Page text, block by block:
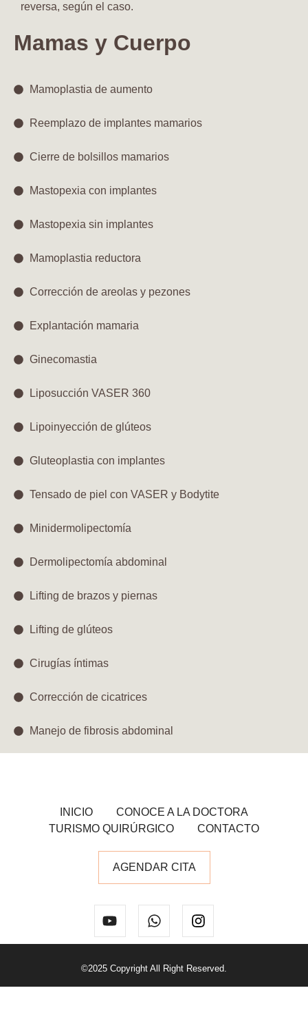
reversa, según el caso.
Mamas y Cuerpo
Mamoplastia de aumento​
Reemplazo de implantes mamarios
Cierre de bolsillos mamarios
Mastopexia con implantes
Mastopexia sin implantes
Mamoplastia reductora
Corrección de areolas y pezones
Explantación mamaria
Ginecomastia
Liposucción VASER 360​
Lipoinyección de glúteos​
Gluteoplastia con implantes​
Tensado de piel con VASER y Bodytite​
Minidermolipectomía​
Dermolipectomía abdominal​
Lifting de brazos y piernas​
Lifting de glúteos​
Cirugías íntimas​
Corrección de cicatrices​
Manejo de fibrosis abdominal​
INICIO
CONOCE A LA DOCTORA
TURISMO QUIRÚRGICO
CONTACTO
AGENDAR CITA
©2025 Copyright All Right Reserved.